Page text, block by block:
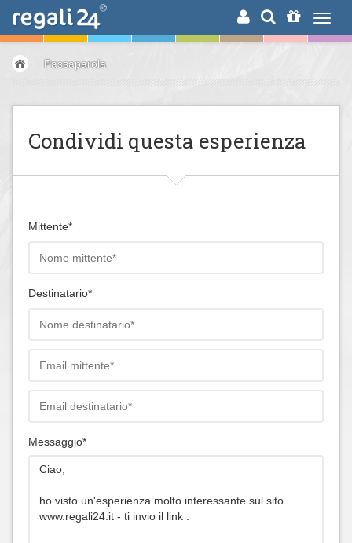
RICERCA
Passaparola
Condividi questa esperienza
Mittente*
Destinatario*
Messaggio*